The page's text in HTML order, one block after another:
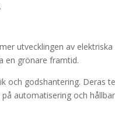
utvecklingen av
en grönare framtid.
och godshantering. Deras
automatisering och